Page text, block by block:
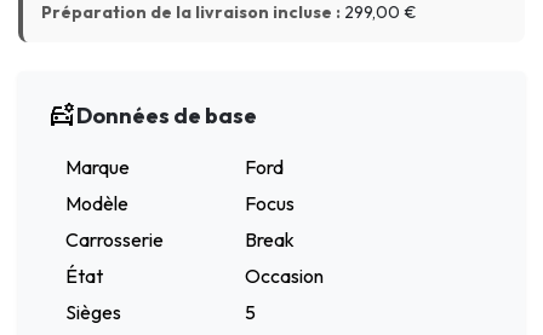
Préparation de la livraison incluse : 299,00 €
Données de base
Marque
Ford
Modèle
Focus
Carrosserie
Break
État
Occasion
Sièges
5